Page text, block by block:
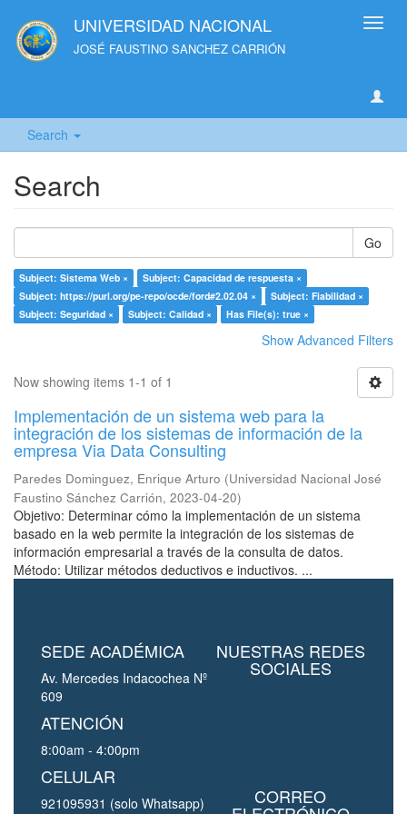
UNIVERSIDAD NACIONAL
JOSÉ FAUSTINO SANCHEZ CARRIÓN
Search
Search
Go
Subject: Sistema Web ×
Subject: Capacidad de respuesta ×
Subject: https://purl.org/pe-repo/ocde/ford#2.02.04 ×
Subject: Fiabilidad ×
Subject: Seguridad ×
Subject: Calidad × Has File(s): true ×
Show Advanced Filters
Now showing items 1-1 of 1
Implementación de un sistema web para la
integración de los sistemas de información de la
empresa Via Data Consulting
Paredes Dominguez, Enrique Arturo (Universidad Nacional José
Faustino Sánchez Carrión, 2023-04-20)
Objetivo: Determinar cómo la implementación de un sistema
basado en la web permite la integración de los sistemas de
información empresarial a través de la consulta de datos.
Método: Utilizar métodos deductivos e inductivos. ...
SEDE ACADÉMICA
Av. Mercedes Indacochea Nº
609
ATENCIÓN
8:00am - 4:00pm
CELULAR
921095931 (solo Whatsapp)
NUESTRAS REDES
SOCIALES
CORREO